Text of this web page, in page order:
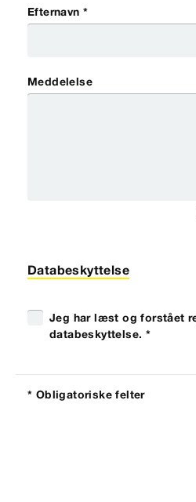
Efternavn *
Meddelelse
Databeskyttelse
Jeg har læst og forstået
databeskyttelse. *
* Obligatoriske felter